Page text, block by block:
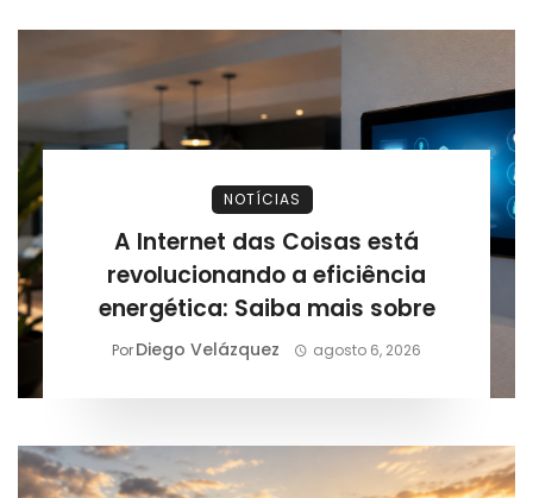
NOTÍCIAS
A Internet das Coisas está
revolucionando a eficiência
energética: Saiba mais sobre
PorDiego Velázquez agosto 6, 2026